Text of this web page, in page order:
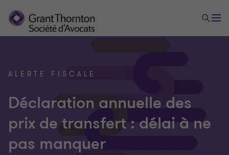
ALERTE FISCALE
Déclaration annuelle des
prix de transfert : délai à ne
pas manquer